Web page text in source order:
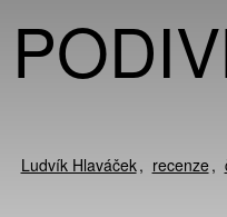
Ludvík Hlaváček recenze